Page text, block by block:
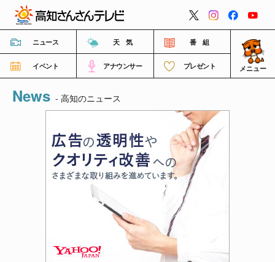
ニュース 天 気 番 組
イベント アナウンサー プレゼント メニュー
高知さんさんテレビについて
イベント情報
FNNビデオポスト（投稿）
ご意見・ご感想・ご要望
News - 高知のニュース